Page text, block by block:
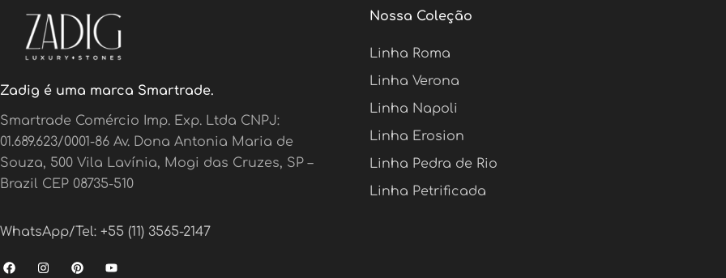
Zadig é uma marca Smartrade.
Smartrade Comércio Imp. Exp. Ltda CNPJ:
01.689.623/0001-86 Av. Dona Antonia Maria de
Souza, 500 Vila Lavínia, Mogi das Cruzes, SP –
Brazil CEP 08735-510
WhatsApp/Tel: +55 (11) 3565-2147
F I P Y
Nossa Coleção
Linha Roma
Linha Verona
Linha Napoli
Linha Erosion
Linha Pedra de Rio
Linha Petrificada